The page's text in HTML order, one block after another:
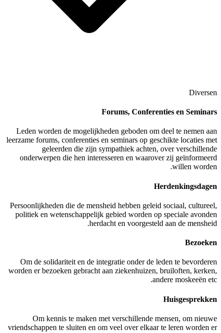
Forums,
Leden worden de mogelijkheden
leerzame forums, conferenties en
geleerden die zijn sympathiek
onderwerpen die hen interesseren en
Persoonlijkheden die de mensheid
politiek en wetenschappelijk gebied
herdacht en
Om de solidariteit en de integratie
worden er bezoeken gebracht aan
Om kennis te maken met
vriendschappen te sluiten en om veel